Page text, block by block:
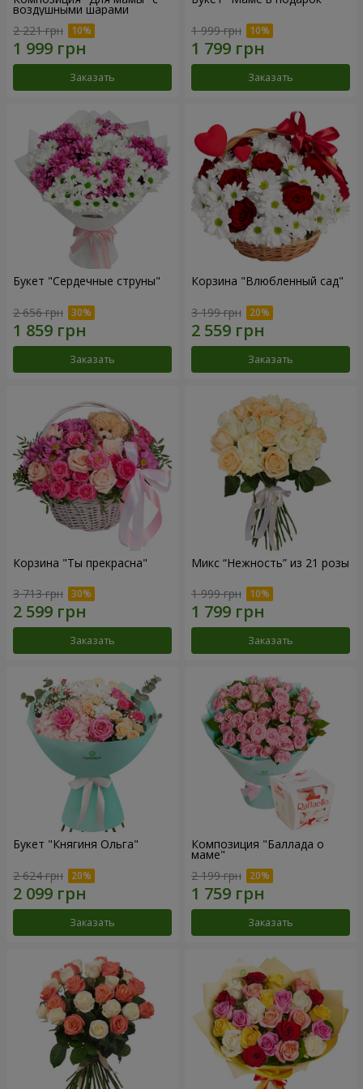
воздушными шарами
2 221 грн
Заказать
1 999 грн
Заказать
Букет "Сердечные струны"
2 656 грн
Заказать
Корзина "Влюбленный сад"
3 199 грн
Заказать
Корзина "Ты прекрасна"
3 713 грн
Заказать
Микс “Нежность” из 21 розы
1 999 грн
Заказать
Букет "Княгиня Ольга"
2 624 грн
Заказать
Композиция "Баллада о
маме"
2 199 грн
Заказать